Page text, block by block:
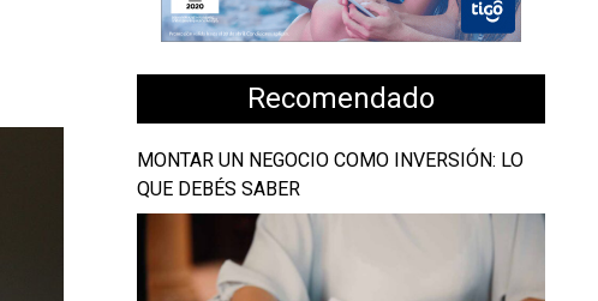
Recomendado
MONTAR UN NEGOCIO COMO INVERSIÓN: LO
QUE DEBÉS SABER